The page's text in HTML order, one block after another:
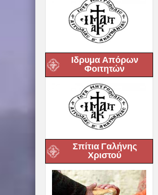
Ιδρυμα Απόρων
Φοιτητών
Σπίτια Γαλήνης
Χριστού